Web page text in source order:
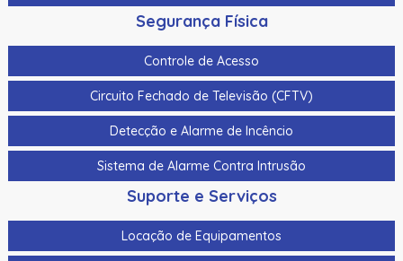
Segurança Física
Controle de Acesso
Circuito Fechado de Televisão (CFTV)
Detecção e Alarme de Incêncio
Sistema de Alarme Contra Intrusão
Suporte e Serviços
Locação de Equipamentos